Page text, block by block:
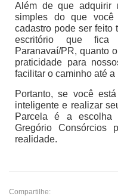
Além de que adquirir
simples do que você
cadastro pode ser feito
escritório que
Paranavaí/PR, quanto
praticidade para
facilitar o caminho até
Portanto, se você
inteligente e realizar
Parcela é a escolha
Gregório Consórcios
realidade.
Compartilhe: